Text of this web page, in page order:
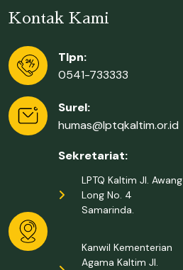
Kontak Kami
Tlpn:
0541-733333
Surel:
humas@lptqkaltim.or.id
Sekretariat:
LPTQ Kaltim Jl. Awang
Long No. 4
Samarinda.
Kanwil Kementerian
Agama Kaltim Jl.